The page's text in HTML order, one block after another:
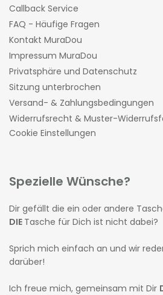
Callback Service
FAQ - Häufige Fragen
Kontakt MuraDou
Impressum MuraDou
Privatsphäre und Datenschutz
Sitzung unterbrochen
Versand- & Zahlungsbedingungen
Widerrufsrecht & Muster-
Cookie Einstellungen
Spezielle Wünsche?
Dir gefällt die ein oder andere
DIE Tasche für Dich ist nicht dabei?
Sprich mich einfach an und wir
darüber!
Ich freue mich, gemeinsam mit Dir